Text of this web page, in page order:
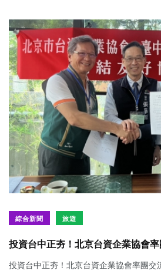
綜合新聞 旅遊
投資台中正夯！北京台資企業協會
投資台中正夯！北京台資企業協會率團交